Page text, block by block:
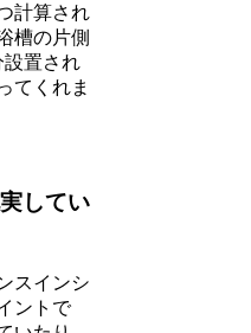
計算され
槽の片側
設置され
てくれま
してい
スインシ
ントで